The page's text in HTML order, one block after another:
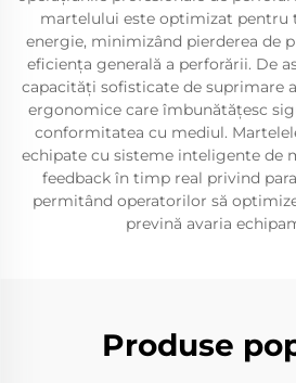
martelului este optimizat pentru
energie, minimizând pierderea de
eficiența generală a perforării. De
capacități sofisticate de suprimare
ergonomice care îmbunătățesc
conformitatea cu mediul.
echipate cu sisteme inteligente de
feedback în timp real privind
permitând operatorilor să
prevină avaria
Produse